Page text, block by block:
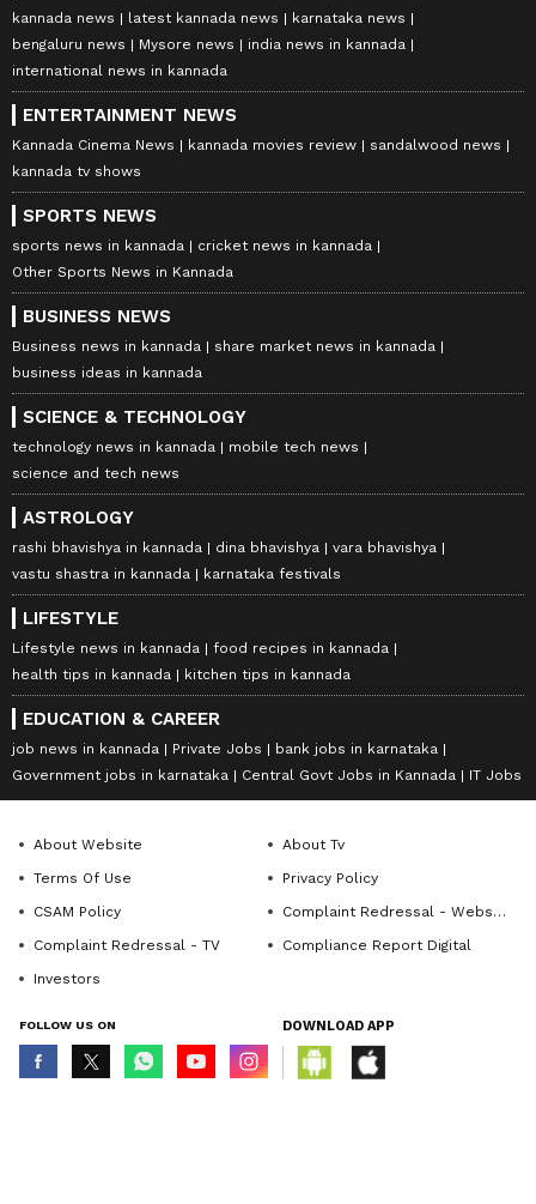
kannada news latest kannada news
karnataka news
bengaluru news
Mysore news
india news in kannada
international news in kannada
ENTERTAINMENT NEWS
Kannada Cinema News kannada movies review
sandalwood news
kannada tv shows
SPORTS NEWS
sports news in kannada
cricket news in kannada
Other Sports News in Kannada
BUSINESS NEWS
Business news in kannada
share market news in kannada
business ideas in kannada
SCIENCE & TECHNOLOGY
technology news in kannada
mobile tech news
science and tech news
ASTROLOGY
rashi bhavishya in kannada dina bhavishya
vara bhavishya
vastu shastra in kannada
karnataka festivals
LIFESTYLE
Lifestyle news in kannada
food recipes in kannada
health tips in kannada
kitchen tips in kannada
EDUCATION & CAREER
job news in kannada Private Jobs
bank jobs in karnataka
Government jobs in karnataka
Central Govt Jobs in Kannada IT Jobs
About Website
About Tv
Terms Of Use
Privacy Policy
CSAM Policy
Complaint Redressal - Website
Complaint Redressal - TV
Compliance Report Digital
Investors
FOLLOW US ON DOWNLOAD APP